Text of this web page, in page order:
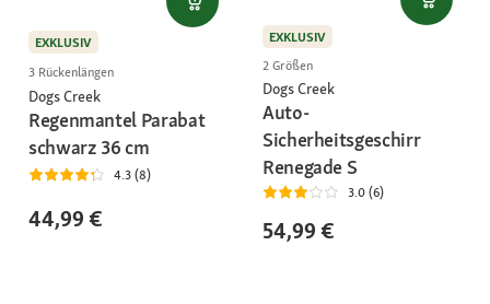
EXKLUSIV
3 Rückenlängen
Dogs Creek
Regenmantel Parabat
schwarz 36 cm
4.3 (8)
44,99 €
EXKLUSIV
2 Größen
Dogs Creek
Auto-
Sicherheitsgeschirr
Renegade S
3.0 (6)
54,99 €